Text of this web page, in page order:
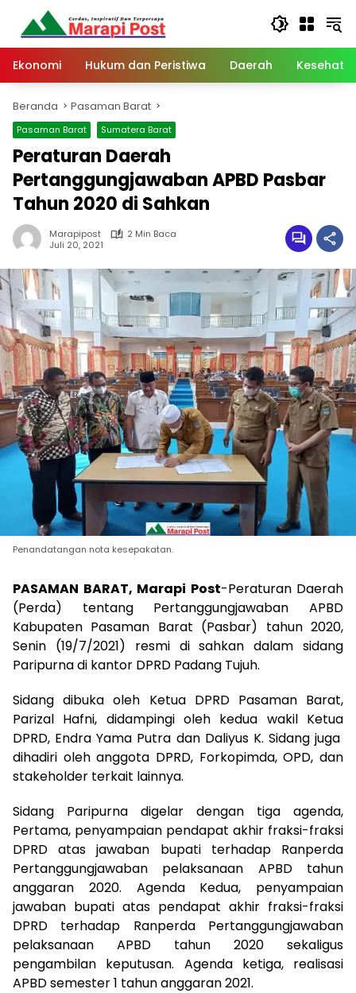
Langsung
konten
Ekonomi
Hukum dan Peristiwa Daerah
Beranda Pasaman Barat
Pasaman Barat Sumatera Barat
Peraturan Daerah
Pertanggungjawaban APBD Pasbar
Tahun 2020 di Sahkan
Marapipost
2 Min Baca
Juli 20, 2021
Penandatangan nota kesepakatan.
PASAMAN BARAT, Marapi Post-Peraturan Daerah
(Perda) tentang Pertanggungjawaban APBD
Kabupaten Pasaman Barat (Pasbar) tahun 2020,
Senin (19/7/2021) resmi di sahkan dalam sidang
Paripurna di kantor DPRD Padang Tujuh.
Sidang dibuka oleh Ketua DPRD Pasaman Barat,
Parizal Hafni, didampingi oleh kedua wakil Ketua
DPRD, Endra Yama Putra dan Daliyus K. Sidang juga
dihadiri oleh anggota DPRD, Forkopimda, OPD, dan
stakeholder terkait lainnya.
Sidang Paripurna digelar dengan tiga agenda,
Pertama, penyampaian pendapat akhir fraksi-fraksi
DPRD atas jawaban bupati terhadap Ranperda
Pertanggungjawaban pelaksanaan APBD tahun
anggaran 2020. Agenda Kedua, penyampaian
jawaban bupati atas pendapat akhir fraksi-fraksi
DPRD terhadap Ranperda Pertanggungjawaban
pelaksanaan APBD tahun 2020 sekaligus
pengambilan keputusan. Agenda ketiga, realisasi
APBD semester 1 tahun anggaran 2021.